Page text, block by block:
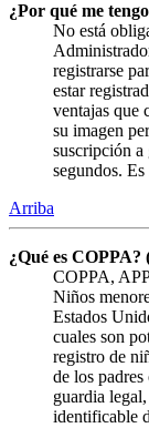
¿Por qué me
No está
registrarse
estar
ventajas que
su imagen
suscripción a
segundos.
Arriba
¿Qué es
COPPA,
Niños
Estados
cuales son
registro de
de los
guardia
identificable